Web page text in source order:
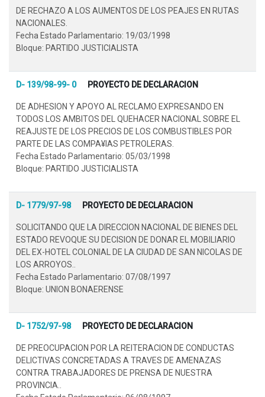
DE RECHAZO A LOS AUMENTOS DE LOS PEAJES EN RUTAS
NACIONALES.
Fecha Estado Parlamentario: 19/03/1998
Bloque: PARTIDO JUSTICIALISTA
D- 139/98-99- 0 PROYECTO DE DECLARACION
DE ADHESION Y APOYO AL RECLAMO EXPRESANDO EN
TODOS LOS AMBITOS DEL QUEHACER NACIONAL SOBRE EL
REAJUSTE DE LOS PRECIOS DE LOS COMBUSTIBLES POR
PARTE DE LAS COMPA¥IAS PETROLERAS.
Fecha Estado Parlamentario: 05/03/1998
Bloque: PARTIDO JUSTICIALISTA
D- 1779/97-98 PROYECTO DE DECLARACION
SOLICITANDO QUE LA DIRECCION NACIONAL DE BIENES DEL
ESTADO REVOQUE SU DECISION DE DONAR EL MOBILIARIO
DEL EX-HOTEL COLONIAL DE LA CIUDAD DE SAN NICOLAS DE
LOS ARROYOS..
Fecha Estado Parlamentario: 07/08/1997
Bloque: UNION BONAERENSE
D- 1752/97-98 PROYECTO DE DECLARACION
DE PREOCUPACION POR LA REITERACION DE CONDUCTAS
DELICTIVAS CONCRETADAS A TRAVES DE AMENAZAS
CONTRA TRABAJADORES DE PRENSA DE NUESTRA
PROVINCIA..